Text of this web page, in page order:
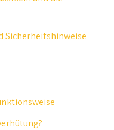
Sicherheitshinweise